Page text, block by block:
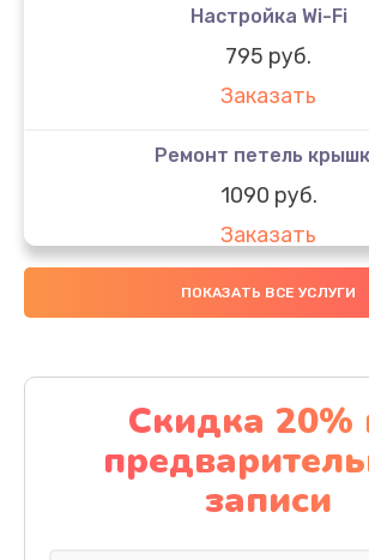
Настройка Wi-Fi
795 руб.
Заказать
Ремонт петель
1090 руб.
Заказать
Замена вебкамеры
Заказать
Замена SSD
890 руб.
Заказать
ПОКАЗАТЬ ВСЕ УСЛУГИ
Скидка 20%
записи